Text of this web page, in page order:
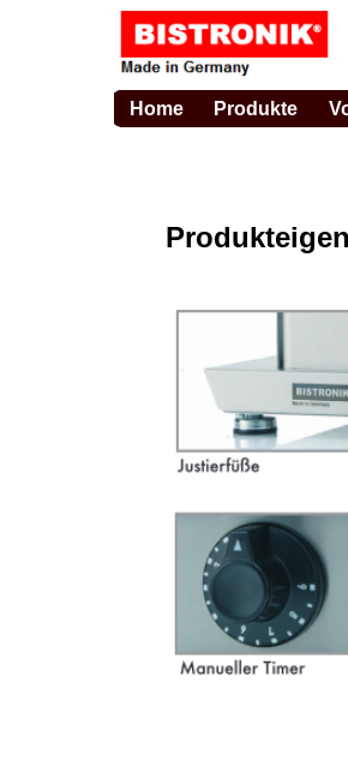
Home Produkte